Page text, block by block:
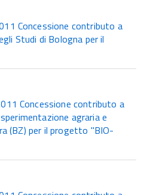
Concessione contributo a
Studi di Bologna per il
Concessione contributo a
agraria e
(BZ) per il progetto "BIO-